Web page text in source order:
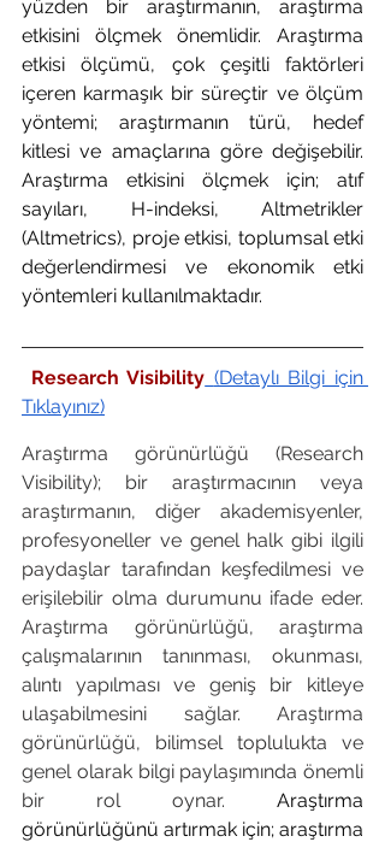
yüzden bir araştırmanın, araştırma
etkisini ölçmek önemlidir. Araştırma
etkisi ölçümü, çok çeşitli faktörleri
içeren karmaşık bir süreçtir ve ölçüm
yöntemi; araştırmanın türü, hedef
kitlesi ve amaçlarına göre değişebilir.
Araştırma etkisini ölçmek için; atıf
sayıları, H-indeksi, Altmetrikler
(Altmetrics), proje etkisi, toplumsal etki
değerlendirmesi ve ekonomik etki
yöntemleri kullanılmaktadır.
Research Visibility (Detaylı Bilgi için
Tıklayınız)
Araştırma görünürlüğü (Research
Visibility); bir araştırmacının veya
araştırmanın, diğer akademisyenler,
profesyoneller ve genel halk gibi ilgili
paydaşlar tarafından keşfedilmesi ve
erişilebilir olma durumunu ifade eder.
Araştırma görünürlüğü, araştırma
çalışmalarının tanınması, okunması,
alıntı yapılması ve geniş bir kitleye
ulaşabilmesini sağlar. Araştırma
görünürlüğü, bilimsel toplulukta ve
genel olarak bilgi paylaşımında önemli
bir rol oynar. Araştırma
görünürlüğünü artırmak için; araştırma